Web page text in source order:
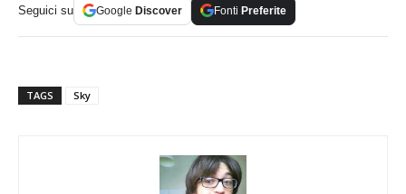
Seguici su Google Discover Fonti Preferite
TAGS Sky